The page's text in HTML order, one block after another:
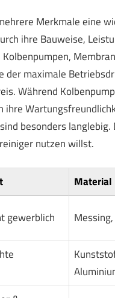
Merkmale eine
ihre Bauweise,
maximale
Während
ihre
besonders
nutzen willst.
Material
gewerblich